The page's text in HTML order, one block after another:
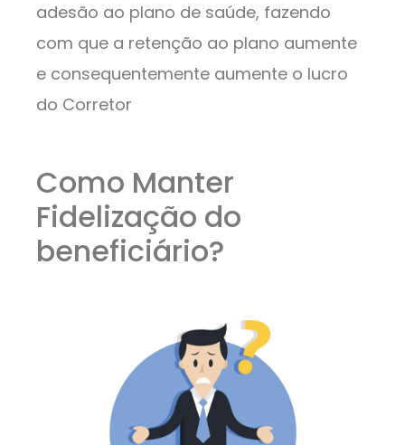
adesão ao plano de saúde, fazendo
com que a retenção ao plano aumente
e consequentemente aumente o lucro
do Corretor
Como Manter
Fidelização do
beneficiário?